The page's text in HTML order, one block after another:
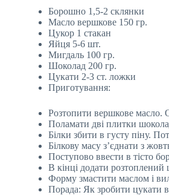
Борошно 1,5-2 склянки
Масло вершкове 150 гр.
Цукор 1 стакан
Яйця 5-6 шт.
Мигдаль 100 гр.
Шоколад 200 гр.
Цукати 2-3 ст. ложки
Приготування:
Розтопити вершкове масло.
Поламати дві плитки
Білки збити в густу піну.
Білкову масу з’єднати з
Поступово ввести в тісто
В кінці додати розтоплений
Форму змастити маслом і
Порада: Як зробити цукати